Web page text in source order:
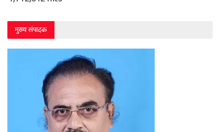
मुख्य संपादक